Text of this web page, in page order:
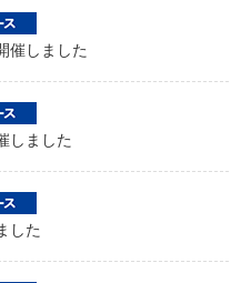
催しました
しました
した